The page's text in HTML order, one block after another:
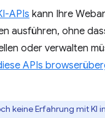
APIs kann Ihre
ausführen, ohne
oder verwalten
APIs
keine Erfahrung mit KI